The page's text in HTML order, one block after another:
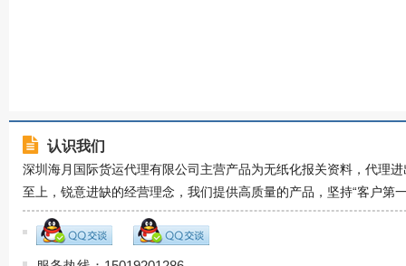
认识我们
深圳海月国际货运代理有限公司主营产品为无纸化报关资料，代理
至上，锐意进缺的经营理念，我们提供高质量的产品，坚持“客户